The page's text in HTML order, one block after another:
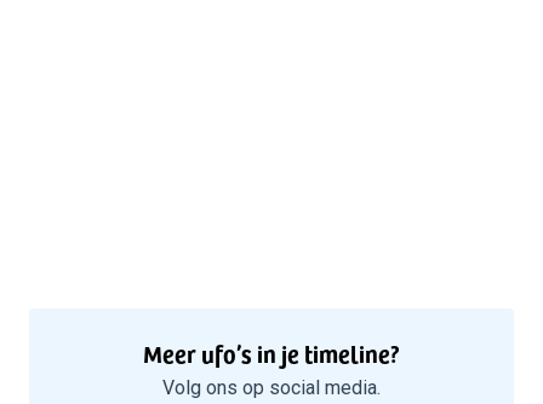
Meer ufo’s in je timeline?
Volg ons op social media.